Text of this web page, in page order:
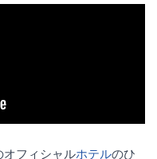
フィシャルホテルのひ